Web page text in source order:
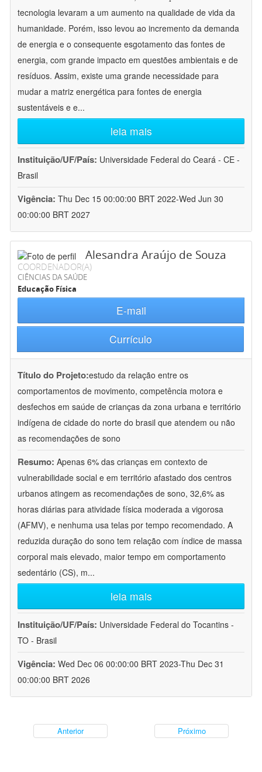
tecnologia levaram a um aumento na qualidade de vida da
humanidade. Porém, isso levou ao incremento da demanda
de energia e o consequente esgotamento das fontes de
energia, com grande impacto em questões ambientais e de
resíduos. Assim, existe uma grande necessidade para
mudar a matriz energética para fontes de energia
sustentáveis e e...
leia mais
Instituição/UF/País: Universidade Federal do Ceará - CE -
Brasil
Vigência: Thu Dec 15 00:00:00 BRT 2022-Wed Jun 30
00:00:00 BRT 2027
Alesandra Araújo de Souza
COORDENADOR(A)
CIÊNCIAS DA SAÚDE
Educação Física
E-mail
Currículo
Título do Projeto:estudo da relação entre os
comportamentos de movimento, competência motora e
desfechos em saúde de crianças da zona urbana e território
indígena de cidade do norte do brasil que atendem ou não
as recomendações de sono
Resumo: Apenas 6% das crianças em contexto de
vulnerabilidade social e em território afastado dos centros
urbanos atingem as recomendações de sono, 32,6% as
horas diárias para atividade física moderada a vigorosa
(AFMV), e nenhuma usa telas por tempo recomendado. A
reduzida duração do sono tem relação com índice de massa
corporal mais elevado, maior tempo em comportamento
sedentário (CS), m...
leia mais
Instituição/UF/País: Universidade Federal do Tocantins -
TO - Brasil
Vigência: Wed Dec 06 00:00:00 BRT 2023-Thu Dec 31
00:00:00 BRT 2026
Anterior Próximo